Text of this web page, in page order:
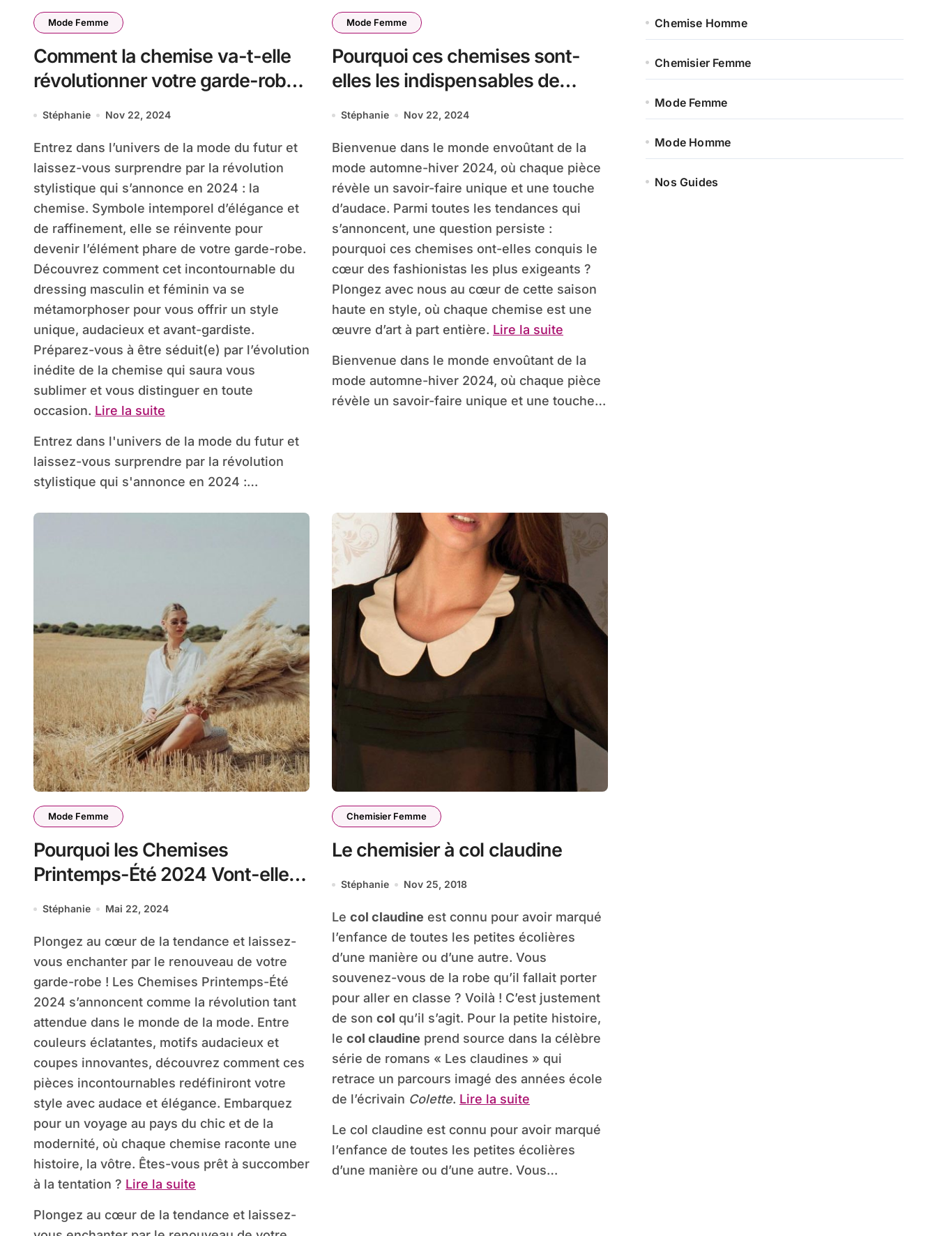
Mode Femme
Comment la chemise va-t-elle
révolutionner votre garde-robe
en 2024 ?
Stéphanie Nov 22, 2024
Entrez dans l’univers de la mode du futur et
laissez-vous surprendre par la révolution
stylistique qui s’annonce en 2024 : la
chemise. Symbole intemporel d’élégance et
de raffinement, elle se réinvente pour
devenir l’élément phare de votre garde-robe.
Découvrez comment cet incontournable du
dressing masculin et féminin va se
métamorphoser pour vous offrir un style
unique, audacieux et avant-gardiste.
Préparez-vous à être séduit(e) par l’évolution
inédite de la chemise qui saura vous
sublimer et vous distinguer en toute
occasion. Lire la suite
Entrez dans l'univers de la mode du futur et
laissez-vous surprendre par la révolution
stylistique qui s'annonce en 2024 :…
Mode Femme
Pourquoi ces chemises sont-
elles les indispensables de
l’Automne-Hiver 2024 ?
Stéphanie Nov 22, 2024
Bienvenue dans le monde envoûtant de la
mode automne-hiver 2024, où chaque pièce
révèle un savoir-faire unique et une touche
d’audace. Parmi toutes les tendances qui
s’annoncent, une question persiste :
pourquoi ces chemises ont-elles conquis le
cœur des fashionistas les plus exigeants ?
Plongez avec nous au cœur de cette saison
haute en style, où chaque chemise est une
œuvre d’art à part entière. Lire la suite
Bienvenue dans le monde envoûtant de la
mode automne-hiver 2024, où chaque pièce
révèle un savoir-faire unique et une touche…
Mode Femme
Pourquoi les Chemises
Printemps-Été 2024 Vont-elles
Révolutionner Votre Garde-
Stéphanie Mai 22, 2024
Plongez au cœur de la tendance et laissez-
vous enchanter par le renouveau de votre
garde-robe ! Les Chemises Printemps-Été
2024 s’annoncent comme la révolution tant
attendue dans le monde de la mode. Entre
couleurs éclatantes, motifs audacieux et
coupes innovantes, découvrez comment ces
pièces incontournables redéfiniront votre
style avec audace et élégance. Embarquez
pour un voyage au pays du chic et de la
modernité, où chaque chemise raconte une
histoire, la vôtre. Êtes-vous prêt à succomber
à la tentation ? Lire la suite
Plongez au cœur de la tendance et laissez-
Chemisier Femme
Le chemisier à col claudine
Stéphanie Nov 25, 2018
Le col claudine est connu pour avoir marqué
l’enfance de toutes les petites écolières
d’une manière ou d’une autre. Vous
souvenez-vous de la robe qu’il fallait porter
pour aller en classe ? Voilà ! C’est justement
de son col qu’il s’agit. Pour la petite histoire,
le col claudine prend source dans la célèbre
série de romans « Les claudines » qui
retrace un parcours imagé des années école
de l’écrivain Colette. Lire la suite
Le col claudine est connu pour avoir marqué
l’enfance de toutes les petites écolières
d’une manière ou d’une autre. Vous…
Chemise Homme
Chemisier Femme
Mode Femme
Mode Homme
Nos Guides